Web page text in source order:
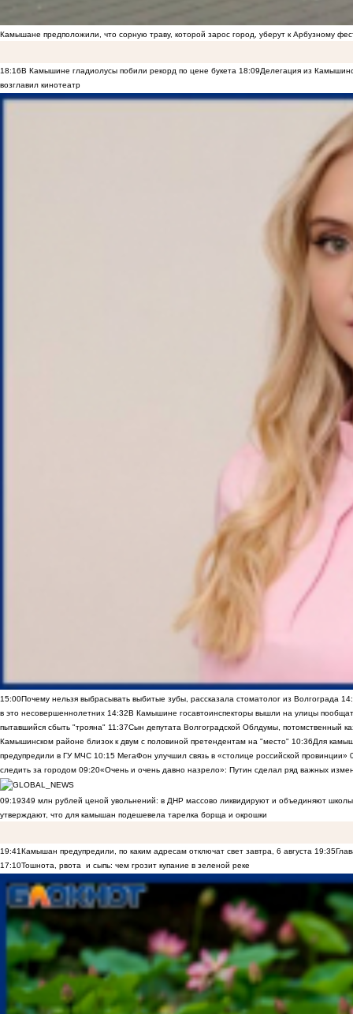
Камышане предположили, что сорную траву, которой зарос город, уберут к Арбузному
18:16В Камышине гладиолусы побили рекорд по цене букета 18:09Делегация из
возглавил кинотеатр
15:00Почему нельзя выбрасывать выбитые зубы, рассказала стоматолог из Волгограда
в это несовершеннолетних 14:32В Камышине госавтоинспекторы вышли на улицы
пытавшийся сбыть "трояна" 11:37Сын депутата Волгоградской Облдумы, потомственный
Камышинском районе близок к двум с половиной претендентам на "место" 10:36Для
предупредили в ГУ МЧС 10:15 МегаФон улучшил связь в «столице российской провинции»
следить за городом 09:20«Очень и очень давно назрело»: Путин сделал ряд важных
09:19349 млн рублей ценой увольнений: в ДНР массово ликвидируют и объединяют
утверждают, что для камышан подешевела тарелка борща и окрошки
19:41Камышан предупредили, по каким адресам отключат свет завтра, 6 августа 19:35
17:10Тошнота, рвота и сыпь: чем грозит купание в зеленой реке